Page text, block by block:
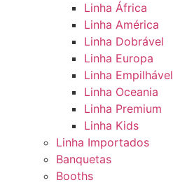
Linha África
Linha América
Linha Dobrável
Linha Europa
Linha Empilhável
Linha Oceania
Linha Premium
Linha Kids
Linha Importados
Banquetas
Booths